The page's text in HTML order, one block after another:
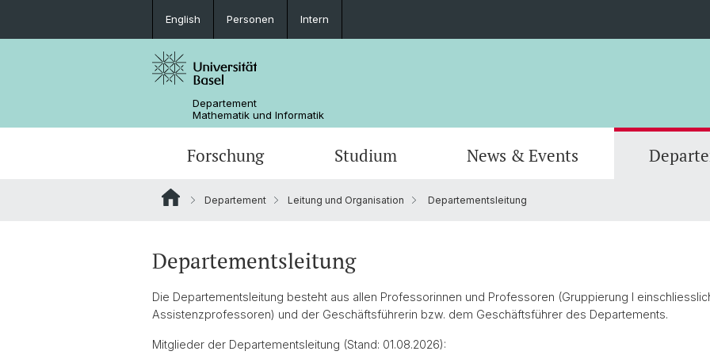
English Personen Intern
Departement
Mathematik und Informatik
Forschung Studium
Data Science
News & Events
Ehemalige
Departement Leitung und Organisation Departementsleitung
Departementsleitung
Die Departementsleitung besteht aus allen Professorinnen und Professoren (Gruppierung I
Assistenzprofessoren) und der Geschäftsführerin bzw. dem Geschäftsführer des Departements.
Mitglieder der Departementsleitung (Stand: 01.08.2026):